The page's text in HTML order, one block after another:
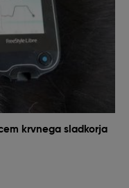
krvnega sladkorja